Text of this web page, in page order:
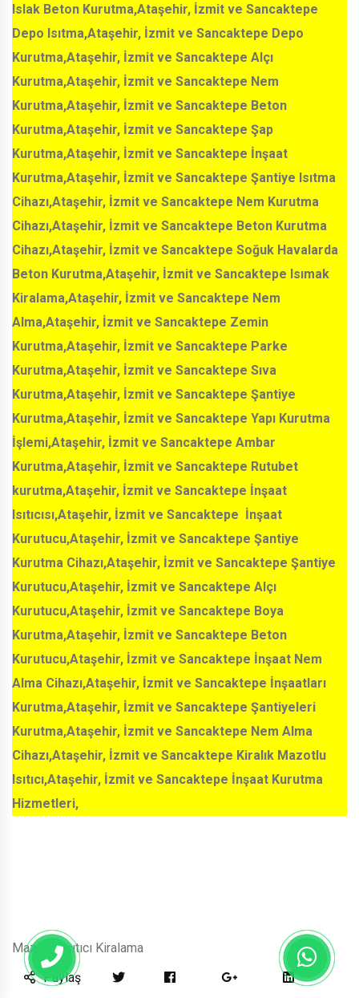
Islak Beton Kurutma,Ataşehir, İzmit ve Sancaktepe
Depo Isıtma,Ataşehir, İzmit ve Sancaktepe Depo
Kurutma,Ataşehir, İzmit ve Sancaktepe Alçı
Kurutma,Ataşehir, İzmit ve Sancaktepe Nem
Kurutma,Ataşehir, İzmit ve Sancaktepe Beton
Kurutma,Ataşehir, İzmit ve Sancaktepe Şap
Kurutma,Ataşehir, İzmit ve Sancaktepe İnşaat
Kurutma,Ataşehir, İzmit ve Sancaktepe Şantiye Isıtma
Cihazı,Ataşehir, İzmit ve Sancaktepe Nem Kurutma
Cihazı,Ataşehir, İzmit ve Sancaktepe Beton Kurutma
Cihazı,Ataşehir, İzmit ve Sancaktepe Soğuk Havalarda
Beton Kurutma,Ataşehir, İzmit ve Sancaktepe Isımak
Kiralama,Ataşehir, İzmit ve Sancaktepe Nem
Alma,Ataşehir, İzmit ve Sancaktepe Zemin
Kurutma,Ataşehir, İzmit ve Sancaktepe Parke
Kurutma,Ataşehir, İzmit ve Sancaktepe Sıva
Kurutma,Ataşehir, İzmit ve Sancaktepe Şantiye
Kurutma,Ataşehir, İzmit ve Sancaktepe Yapı Kurutma
İşlemi,Ataşehir, İzmit ve Sancaktepe Ambar
Kurutma,Ataşehir, İzmit ve Sancaktepe Rutubet
kurutma,Ataşehir, İzmit ve Sancaktepe İnşaat
Isıtıcısı,Ataşehir, İzmit ve Sancaktepe İnşaat
Kurutucu,Ataşehir, İzmit ve Sancaktepe Şantiye
Kurutma Cihazı,Ataşehir, İzmit ve Sancaktepe Şantiye
Kurutucu,Ataşehir, İzmit ve Sancaktepe Alçı
Kurutucu,Ataşehir, İzmit ve Sancaktepe Boya
Kurutma,Ataşehir, İzmit ve Sancaktepe Beton
Kurutucu,Ataşehir, İzmit ve Sancaktepe İnşaat Nem
Alma Cihazı,Ataşehir, İzmit ve Sancaktepe İnşaatları
Kurutma,Ataşehir, İzmit ve Sancaktepe Şantiyeleri
Kurutma,Ataşehir, İzmit ve Sancaktepe Nem Alma
Cihazı,Ataşehir, İzmit ve Sancaktepe Kiralık Mazotlu
Isıtıcı,Ataşehir, İzmit ve Sancaktepe İnşaat Kurutma
Hizmetleri,
Mazotlu Isıtıcı Kiralama
Paylaş